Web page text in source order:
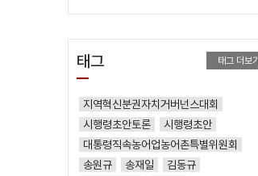
태그 태그 더보기
지역혁신분권자치거버넌스대회
시행령초안토론
시행령초안
대통령직속농어업농어촌특별위원회
송원규
송재일
김동규